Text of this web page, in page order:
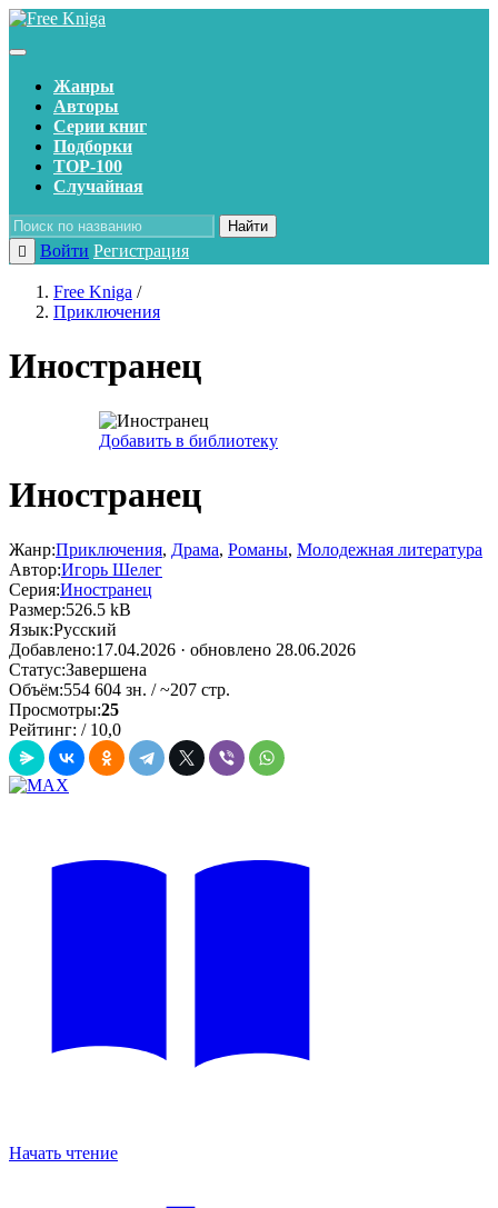
Жанры
Авторы
Серии книг
Подборки
TOP-100
Случайная
Найти
Войти Регистрация
Free Kniga /
Приключения
Иностранец
Добавить в библиотеку
Иностранец
Жанр:Приключения, Драма, Романы, Молодежная литература
Автор:Игорь Шелег
Серия:Иностранец
Размер:526.5 kB
Язык:Русский
Добавлено:17.04.2026 · обновлено 28.06.2026
Статус:Завершена
Объём:554 604 зн. / ~207 стр.
Просмотры:25
Рейтинг: / 10,0
Начать чтение